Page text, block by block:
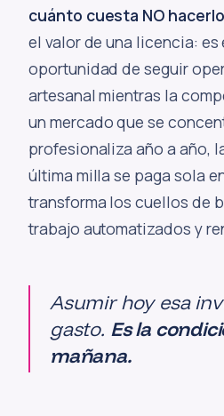
cuánto cuesta NO hacerlo
el valor de una licencia:
oportunidad de seguir
artesanal mientras la
un mercado que se
profesionaliza año a año,
última milla se paga sola
transforma los cuellos de
trabajo automatizados y
Asumir hoy esa
gasto. Es la
mañana.